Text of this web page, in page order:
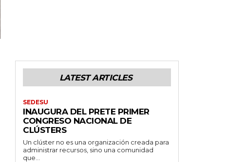
LATEST ARTICLES
SEDESU
INAUGURA DEL PRETE PRIMER
CONGRESO NACIONAL DE
CLÚSTERS
Un clúster no es una organización creada para
administrar recursos, sino una comunidad
que...